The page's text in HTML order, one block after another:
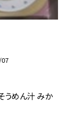
うめん汁 みか